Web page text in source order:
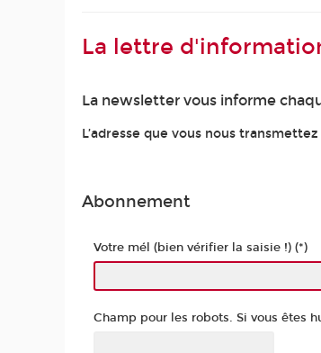
La lettre
La newsletter vous informe
L’adresse que vous nous
Abonnement
Votre mél (bien vérifier la saisie !) (*)
Champ pour les robots. Si vous êtes